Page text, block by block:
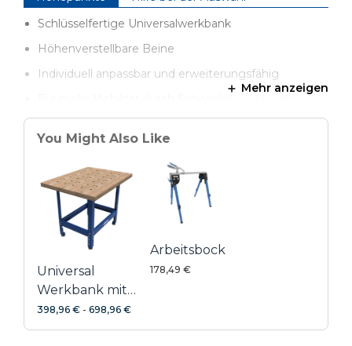
Schlüsselfertige Universalwerkbank
Höhenverstellbare Beine
Individuell anpassbar und erweiterungsfähig
erweitern (4 Stück | PRS3090)
Schützende Oberflächenbeschichtung
Mehr anzeigen
You Might Also Like
Universal
Werkbank mit
Hartholz-
Arbeitsplatte
398,96 € - 698,96 €
Arbeitsbock
178,49 €